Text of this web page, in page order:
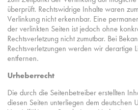
überprüft. Rechtswidrige Inhalte waren
Verlinkung nicht erkennbar. Eine
der verlinkten Seiten ist jedoch ohne
Rechtsverletzung nicht zumutbar. Bei
Rechtsverletzungen werden wir derartige
entfernen.
Urheberrecht
Die durch die Seitenbetreiber erstellten
diesen Seiten unterliegen dem deutschen